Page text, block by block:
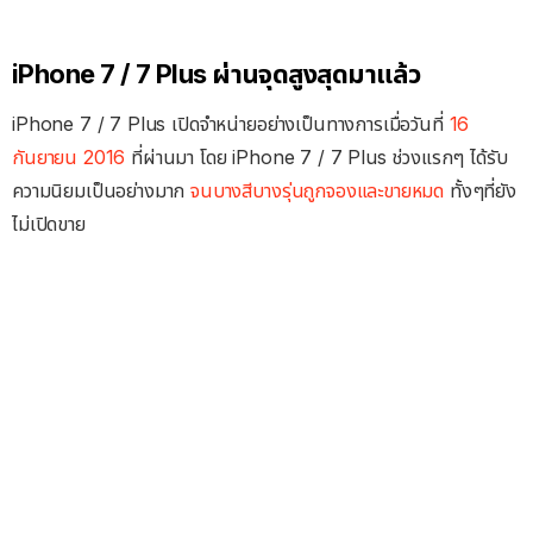
iPhone 7 / 7 Plus ผ่านจุดสูงสุดมาแล้ว
iPhone 7 / 7 Plus เปิดจำหน่ายอย่างเป็นทางการเมื่อวันที่ 16
กันยายน 2016 ที่ผ่านมา โดย iPhone 7 / 7 Plus ช่วงแรกๆ ได้รับ
ความนิยมเป็นอย่างมากจนบางสีบางรุ่นถูกจองและขายหมด ทั้งๆที่ยัง
ไม่เปิดขาย